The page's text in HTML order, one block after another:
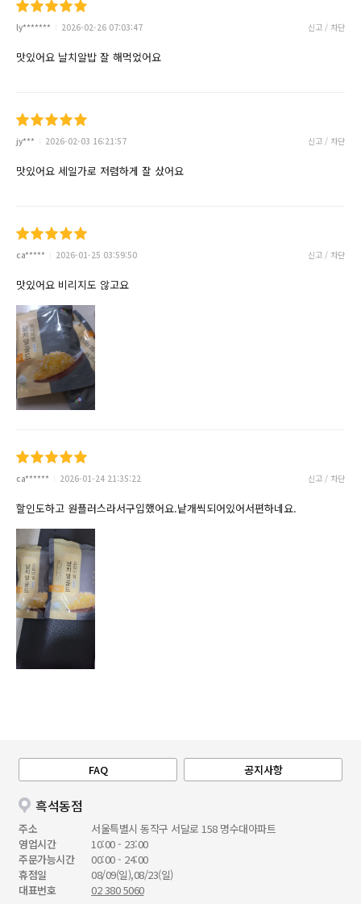
ly******* 2026-02-26 07:03:47 신고 / 차단
맛있어요 날치알밥 잘 해먹었어요
jy*** 2026-02-03 16:21:57 신고 / 차단
맛있어요 세일가로 저렴하게 잘 샀어요
ca***** 2026-01-25 03:59:50 신고 / 차단
맛있어요 비리지도 않고요
ca****** 2026-01-24 21:35:22 신고 / 차단
할인도하고 원플러스라서구입했어요.낱개씩되어있어서편하네요.
FAQ 공지사항
흑석동점
주소
서울특별시 동작구 서달로 158 명수대아파트
영업시간
10:00 - 23:00
주문가능시간
00:00 - 24:00
휴점일
08/09(일),08/23(일)
대표번호
02 380 5060